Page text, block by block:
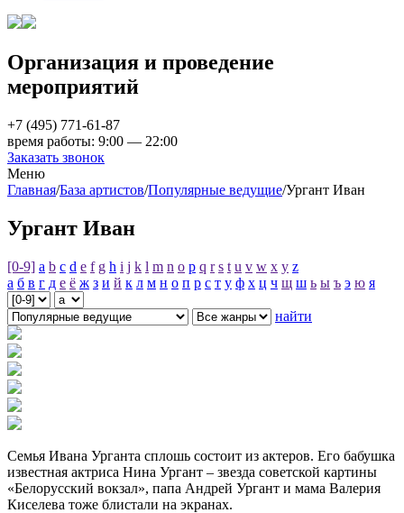
Организация и проведение
мероприятий
+7 (495) 771-61-87
время работы: 9:00 — 22:00
Заказать звонок
Меню
Главная/База артистов/Популярные ведущие/Ургант Иван
Ургант Иван
[0-9] a b c d e f g h i j k l m n o p q r s t u v w x y z
а б в г д е ё ж з и й к л м н о п р с т у ф х ц ч щ ш ь ы ъ э ю я
найти
Семья Ивана Урганта сплошь состоит из актеров. Его бабушка
известная актриса Нина Ургант – звезда советской картины
«Белорусский вокзал», папа Андрей Ургант и мама Валерия
Киселева тоже блистали на экранах.